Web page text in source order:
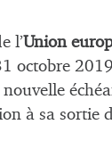
l’Union
octobre
à sa sortie